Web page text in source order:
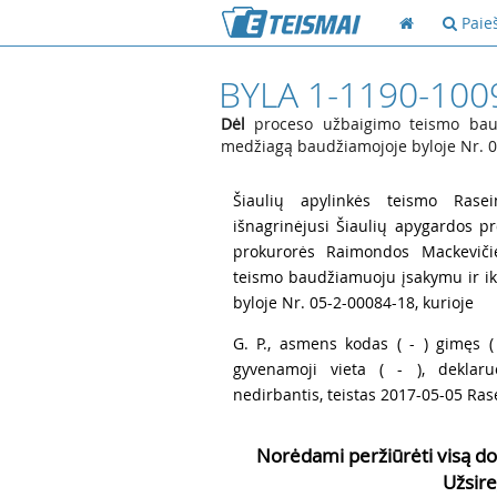
BYLA 1-1190-
Dėl proceso užbaigimo teismo
medžiagą baudžiamojoje byloje Nr.
Šiaulių apylinkės teismo
išnagrinėjusi Šiaulių apygardos
prokurorės Raimondos
teismo baudžiamuoju įsakymu ir
byloje Nr. 05-2-00084-18, kurioje
G. P., asmens kodas ( - ) gimęs
gyvenamoji vieta ( - ),
nedirbantis, teistas 2017-05-05
Norėdami peržiūrėti visą